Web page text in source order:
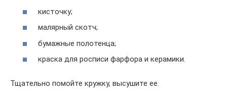
кисточку;
малярный скотч;
бумажные полотенца;
краска для росписи фарфора и керамики.
Тщательно помойте кружку, высушите ее.